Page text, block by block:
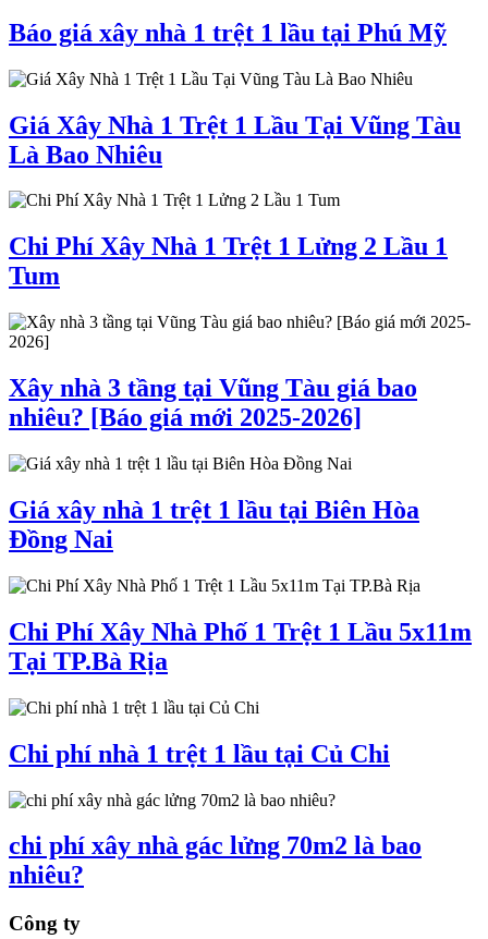
Báo giá xây nhà 1 trệt 1 lầu tại Phú Mỹ
Giá Xây Nhà 1 Trệt 1 Lầu Tại Vũng Tàu
Là Bao Nhiêu
Chi Phí Xây Nhà 1 Trệt 1 Lửng 2 Lầu 1
Tum
Xây nhà 3 tầng tại Vũng Tàu giá bao
nhiêu? [Báo giá mới 2025-2026]
Giá xây nhà 1 trệt 1 lầu tại Biên Hòa
Đồng Nai
Chi Phí Xây Nhà Phố 1 Trệt 1 Lầu 5x11m
Tại TP.Bà Rịa
Chi phí nhà 1 trệt 1 lầu tại Củ Chi
chi phí xây nhà gác lửng 70m2 là bao
nhiêu?
Công ty